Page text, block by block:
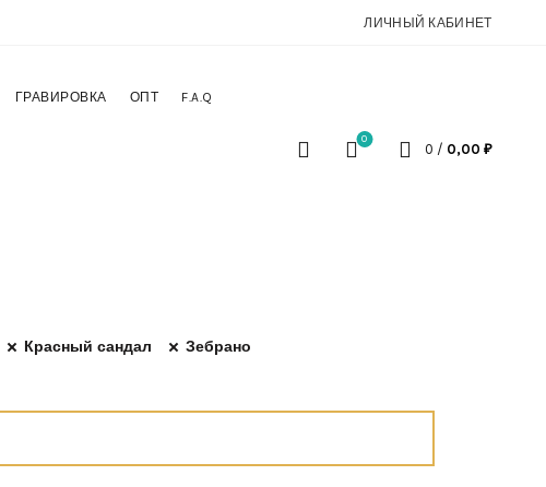
ЛИЧНЫЙ КАБИНЕТ
ГРАВИРОВКА ОПТ F.A.Q
0
0 / 0,00 ₽
Красный сандал
Зебрано